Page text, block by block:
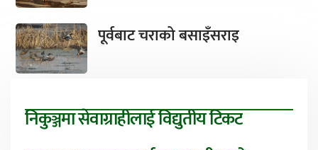
पूर्वबाट चराको बसाइँसराइ
निकुञ्जमा सेवाग्राहीलाई विद्युतीय टिकट